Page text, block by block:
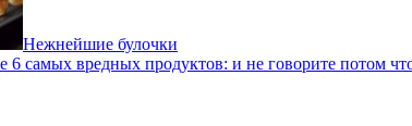
Нежнейшие булочки